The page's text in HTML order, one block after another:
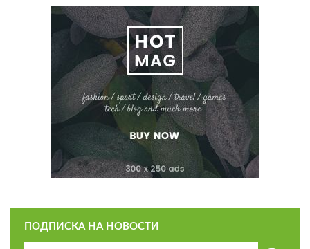
ПОДПИСКА НА НОВОСТИ